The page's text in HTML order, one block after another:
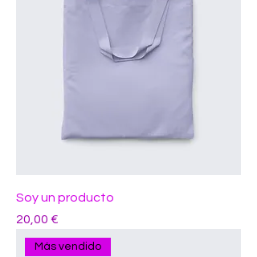
Soy un producto
Precio
20,00 €
Más vendido